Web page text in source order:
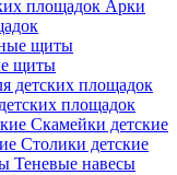
Арки
щиты
площадок
Скамейки детские
Столики детские
Теневые навесы